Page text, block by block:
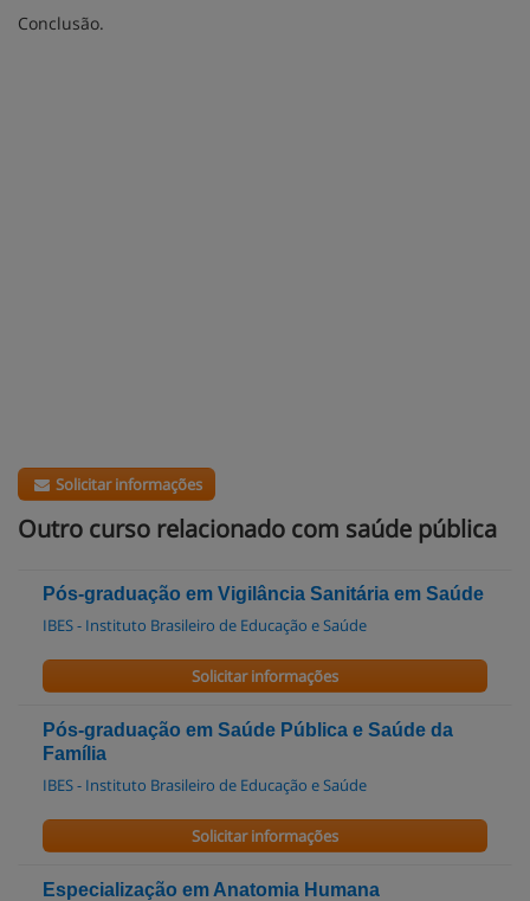
Conclusão.
Solicitar informações
Outro curso relacionado com saúde pública
Pós-graduação em Vigilância Sanitária em Saúde
IBES - Instituto Brasileiro de Educação e Saúde
Solicitar informações
Pós-graduação em Saúde Pública e Saúde da
Família
IBES - Instituto Brasileiro de Educação e Saúde
Solicitar informações
Especialização em Anatomia Humana